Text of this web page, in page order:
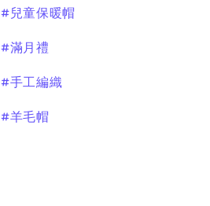
#兒童保暖帽
#滿月禮
#手工編織
#羊毛帽